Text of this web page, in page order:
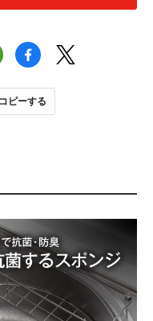
ピーする